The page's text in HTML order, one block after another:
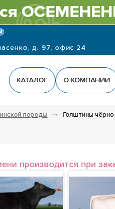
д. 97, офис 24
КАТАЛОГ О КОМПАНИИ
породы Голштины
производится при